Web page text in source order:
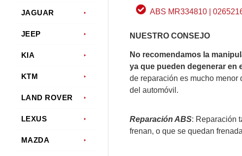
JAGUAR
JEEP
KIA
KTM
LAND ROVER
LEXUS
MAZDA
ABS MR334810 |
NUESTRO CONSEJO
No recomendamos la
ya que pueden degenerar en
de reparación es mucho
del automóvil.
Reparación ABS: Reparación
frenan, o que se quedan